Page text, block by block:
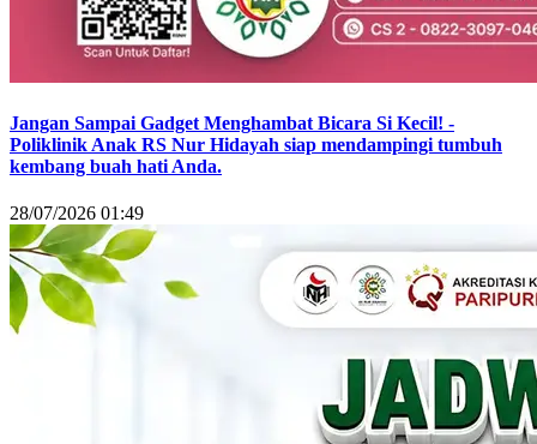
Jangan Sampai Gadget Menghambat Bicara Si Kecil! -
Poliklinik Anak RS Nur Hidayah siap mendampingi tumbuh
kembang buah hati Anda.
28/07/2026 01:49